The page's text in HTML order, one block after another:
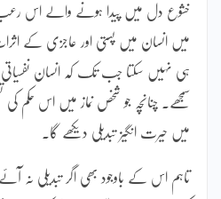
خشوع دل میں پیدا ہونے والے اس
میں انسان میں پستی اور عاجزی کے
ہی نہیں سکتا جب تک کہ انسان نفسیاتی
سمجھے۔ چنانچہ جو شخص نماز میں اس حکم
میں حیرت انگیز تبدیلی دیکھے گا۔
تاہم اس کے باوجود بھی اگر تبدیلی نہ آئے